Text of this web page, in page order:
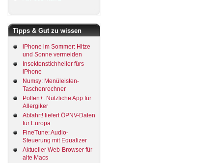
Tipps & Gut zu wissen
iPhone im Sommer: Hitze
und Sonne vermeiden
Insektenstichheiler fürs
iPhone
Numsy: Menüleisten-
Taschenrechner
Pollen+: Nützliche App für
Allergiker
Abfahrt! liefert ÖPNV-Daten
für Europa
FineTune: Audio-
Steuerung mit Equalizer
Aktueller Web-Browser für
alte Macs